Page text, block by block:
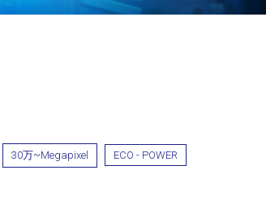
30万~Megapixel ECO - POWER